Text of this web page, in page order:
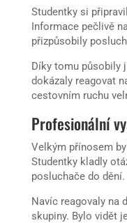
Studentky si
Informace pečlivě
přizpůsobily
Díky tomu působily
dokázaly reagovat
cestovním ruchu
Profesionální
Velkým přínosem
Studentky kladly
posluchače do dění.
Navíc reagovaly na
skupiny. Bylo vidět